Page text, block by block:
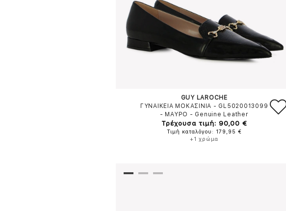
GUY LAROCHE
ΓΥΝΑΙΚΕΙΑ ΜΟΚΑΣΙΝΙΑ - GL5020013099
- ΜΑΥΡΟ - Genuine Leather
Τρέχουσα τιμή: 90,00 €
Τιμή καταλόγου: 179,95 €
+1 χρώμα